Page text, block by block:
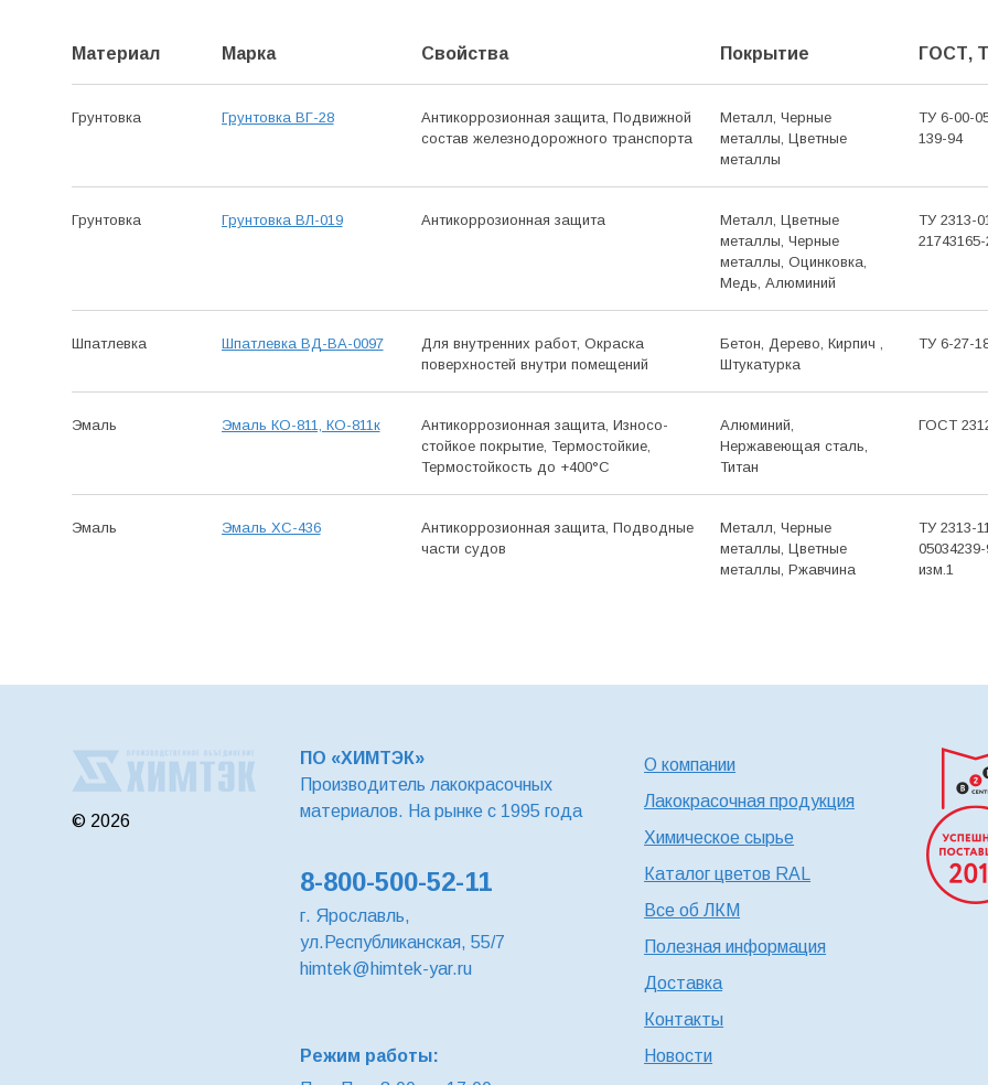
Материал Марка Свойства Покрытие ГОСТ,
Грунтовка Грунтовка ВГ-28
Антикор­розионная защита, Подвижной
состав железно­дорожного транспорта
Металл, Черные
металлы, Цветные
металлы
ТУ 6-00-
139-94
Грунтовка Грунтовка ВЛ-019 Антикор­розионная защита
Металл, Цветные
металлы, Черные
металлы, Оцинковка,
Медь, Алюминий
ТУ 2313-
Шпатлевка Шпатлевка ВД-ВА-0097
Для внутренних работ, Окраска
поверхностей внутри помещений
Бетон, Дерево, Кирпич ,
Штукатурка
ТУ 6-27-
Эмаль Эмаль КО-811, КО-811к
Антикор­розионная защита, Износо­
стойкое покрытие, Термо­стойкие,
Термо­стойкость до +400°С
Алюминий,
Нержавеющая сталь,
Титан
ГОСТ
Эмаль Эмаль ХС-436
Антикор­розионная защита, Подводные
части судов
Металл, Черные
металлы, Цветные
металлы, Ржавчина
ТУ 2313-
изм.1
© 2026
ПО «ХИМТЭК»
Производитель лакокрасочных
материалов. На рынке с 1995 года
8-800-500-52-11
г. Ярославль,
ул.Республиканская, 55/7
himtek@himtek-yar.ru
Режим работы:
О компании
Лакокрасочная продукция
Химическое сырье
Каталог цветов RAL
Все об ЛКМ
Полезная информация
Доставка
Контакты
Новости